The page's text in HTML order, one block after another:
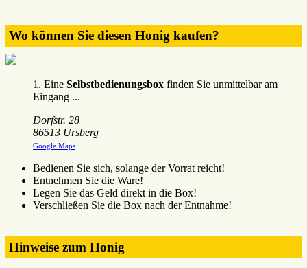
Wo können Sie diesen Honig kaufen?
1. Eine Selbstbedienungsbox finden Sie unmittelbar am
Eingang ...
Dorfstr. 28
86513 Ursberg
Google Maps
Bedienen Sie sich, solange der Vorrat reicht!
Entnehmen Sie die Ware!
Legen Sie das Geld direkt in die Box!
Verschließen Sie die Box nach der Entnahme!
Hinweise zum Honig